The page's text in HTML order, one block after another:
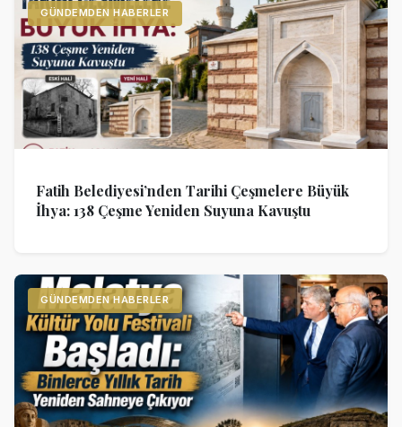
GÜNDEMDEN HABERLER
Fatih Belediyesi’nden Tarihi Çeşmelere Büyük
İhya: 138 Çeşme Yeniden Suyuna Kavuştu
GÜNDEMDEN HABERLER